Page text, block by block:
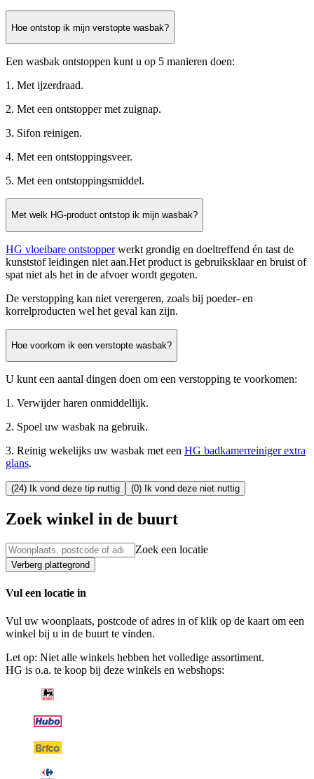
Hoe ontstop ik mijn verstopte wasbak?
Een wasbak ontstoppen kunt u op 5 manieren doen:
1. Met ijzerdraad.
2. Met een ontstopper met zuignap.
3. Sifon reinigen.
4. Met een ontstoppingsveer.
5. Met een ontstoppingsmiddel.
Met welk HG-product ontstop ik mijn wasbak?
HG vloeibare ontstopperwerkt grondig en doeltreffend én tast de
kunststof leidingen niet aan.Het product is gebruiksklaar en bruist of
spat niet als het in de afvoer wordt gegoten.
De verstopping kan niet verergeren, zoals bij poeder- en
korrelproducten wel het geval kan zijn.
Hoe voorkom ik een verstopte wasbak?
U kunt een aantal dingen doen om een verstopping te voorkomen:
1. Verwijder haren onmiddellijk.
2. Spoel uw wasbak na gebruik.
3. Reinig wekelijks uw wasbak met een HG badkamerreiniger extra
glans.
(24) Ik vond deze tip nuttig (0) Ik vond deze niet nuttig
Zoek winkel in de buurt
Zoek een locatie
Verberg plattegrond
Vul een locatie in
Vul uw woonplaats, postcode of adres in of klik op de kaart om een
winkel bij u in de buurt te vinden.
Let op: Niet alle winkels hebben het volledige assortiment.
HG is o.a. te koop bij deze winkels en webshops: